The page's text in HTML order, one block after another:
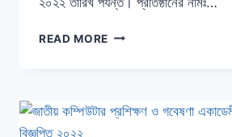
READ MORE বাংলাদেশ
প্রতিরক্ষা
বাহিনী